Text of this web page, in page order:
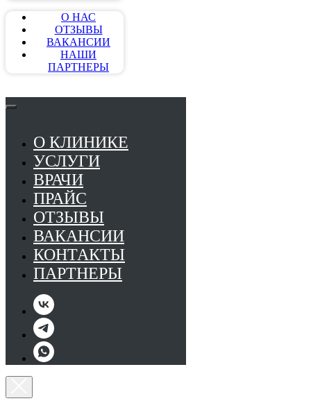
О НАС
ОТЗЫВЫ
ВАКАНСИИ
НАШИ
ПАРТНЕРЫ
О КЛИНИКЕ
УСЛУГИ
ВРАЧИ
ПРАЙС
ОТЗЫВЫ
ВАКАНСИИ
КОНТАКТЫ
ПАРТНЕРЫ